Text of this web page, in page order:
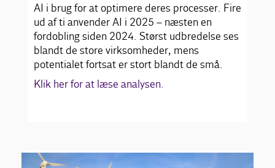
AI i brug for at optimere deres processer. Fire
ud af ti anvender AI i 2025 – næsten en
fordobling siden 2024. Størst udbredelse ses
blandt de store virksomheder, mens
potentialet fortsat er stort blandt de små.
Klik her for at læse analysen.